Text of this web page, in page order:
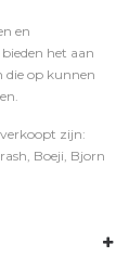
en
het aan
die op kunnen
zijn:
Boeji, Bjorn